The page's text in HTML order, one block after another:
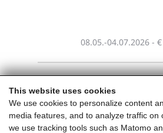
This website uses cookies
We use cookies to personalize content
media features, and to analyze traffic on
we use tracking tools such as Matomo
08.05.-04.07.2026 -
29.08.-26.10.2026 -